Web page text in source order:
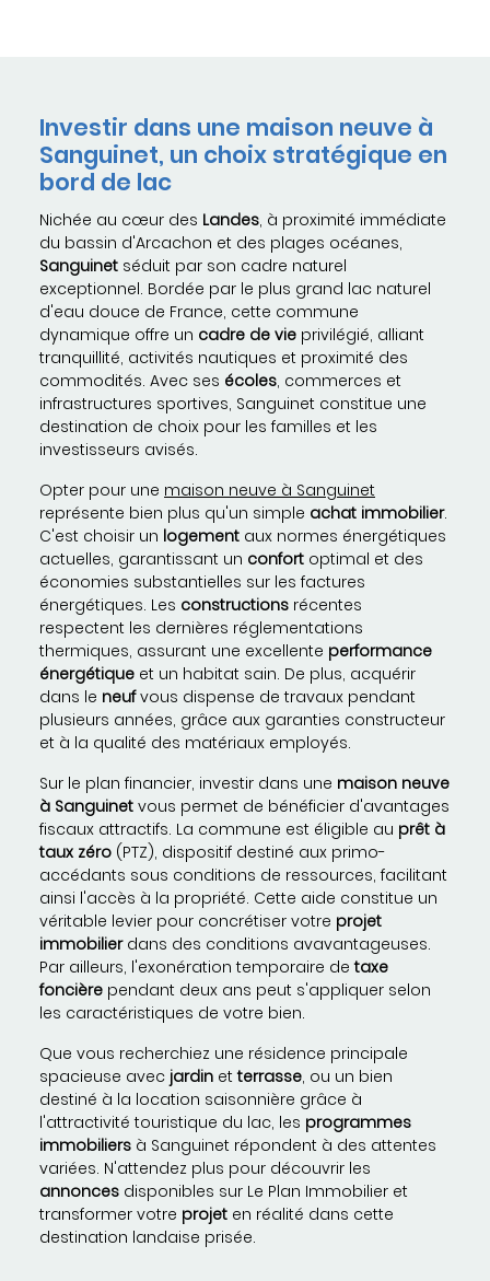
Investir dans une maison neuve à
Sanguinet, un choix stratégique en
bord de lac
Nichée au cœur des Landes, à proximité immédiate
du bassin d'Arcachon et des plages océanes,
Sanguinet séduit par son cadre naturel
exceptionnel. Bordée par le plus grand lac naturel
d'eau douce de France, cette commune
dynamique offre un cadre de vie privilégié, alliant
tranquillité, activités nautiques et proximité des
commodités. Avec ses écoles, commerces et
infrastructures sportives, Sanguinet constitue une
destination de choix pour les familles et les
investisseurs avisés.
Opter pour une maison neuve à Sanguinet
représente bien plus qu'un simple achat immobilier.
C'est choisir un logement aux normes énergétiques
actuelles, garantissant un confort optimal et des
économies substantielles sur les factures
énergétiques. Les constructions récentes
respectent les dernières réglementations
thermiques, assurant une excellente performance
énergétique et un habitat sain. De plus, acquérir
dans le neufvous dispense de travaux pendant
plusieurs années, grâce aux garanties constructeur
et à la qualité des matériaux employés.
Sur le plan financier, investir dans une maison neuve
à Sanguinet vous permet de bénéficier d'avantages
fiscaux attractifs. La commune est éligible au prêt à
taux zéro (PTZ), dispositif destiné aux primo-
accédants sous conditions de ressources, facilitant
ainsi l'accès à la propriété. Cette aide constitue un
véritable levier pour concrétiser votre projet
immobilierdans des conditions avavantageuses.
Par ailleurs, l'exonération temporaire detaxe
foncière pendant deux ans peut s'appliquer selon
les caractéristiques de votre bien.
Que vous recherchiez une résidence principale
spacieuse avec jardin etterrasse, ou un bien
destiné à la location saisonnière grâce à
l'attractivité touristique du lac, les programmes
immobiliers à Sanguinet répondent à des attentes
variées. N'attendez plus pour découvrir les
annonces disponibles sur Le Plan Immobilier et
transformer votre projet en réalité dans cette
destination landaise prisée.